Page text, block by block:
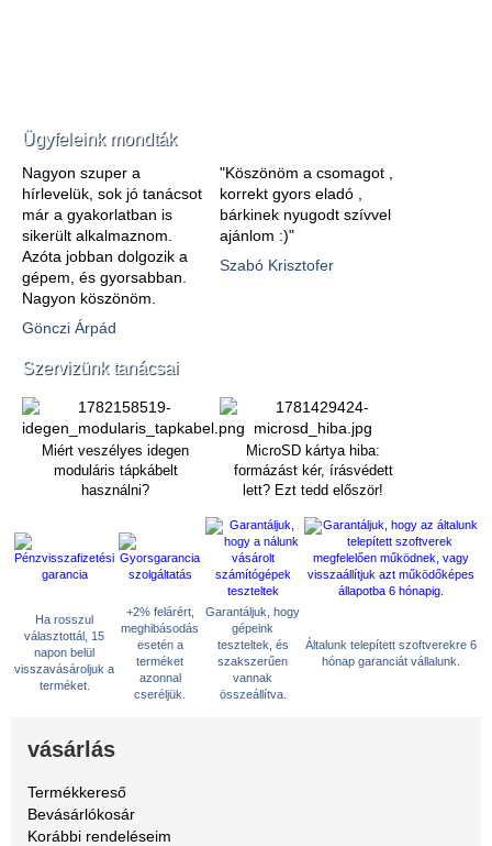
Ügyfeleink mondták
Nagyon szuper a
hírlevelük, sok jó tanácsot
már a gyakorlatban is
sikerült alkalmaznom.
Azóta jobban dolgozik a
gépem, és gyorsabban.
Nagyon köszönöm.
Gönczi Árpád
"Köszönöm a csomagot ,
korrekt gyors eladó ,
bárkinek nyugodt szívvel
ajánlom :)"
Szabó Krisztofer
Szervizünk tanácsai
Miért veszélyes idegen
moduláris tápkábelt
használni?
MicroSD kártya hiba:
formázást kér, írásvédett
lett? Ezt tedd először!
Ha rosszul
választottál, 15
napon belül
visszavásároljuk a
terméket.
+2% felárért,
meghibásodás
esetén a
terméket
azonnal
cseréljük.
Garantáljuk, hogy
gépeink
teszteltek, és
szakszerűen
vannak
összeállítva.
Általunk telepített szoftverekre 6
hónap garanciát vállalunk.
vásárlás
Termékkereső
Bevásárlókosár
Korábbi rendeléseim